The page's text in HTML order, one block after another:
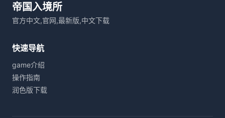
帝国入境所
官方中文,官网,最新版,中文下载
快速导航
game介绍
操作指南
润色版下载